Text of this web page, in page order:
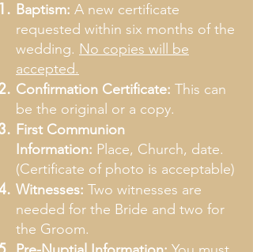
Baptism: A new certificate
requested within six months of the
wedding. No copies will be
accepted.
Confirmation Certificate: This can
be the original or a copy.
First Communion
Information: Place, Church, date.
(Certificate of photo is acceptable)
Witnesses: Two witnesses are
needed for the Bride and two for
the Groom.